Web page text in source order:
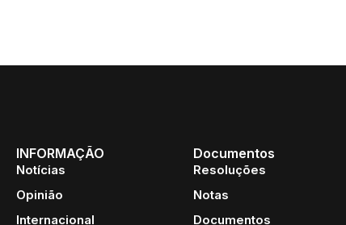
INFORMAÇÃO
Notícias
Opinião
Internacional
Documentos
Resoluções
Notas
Documentos